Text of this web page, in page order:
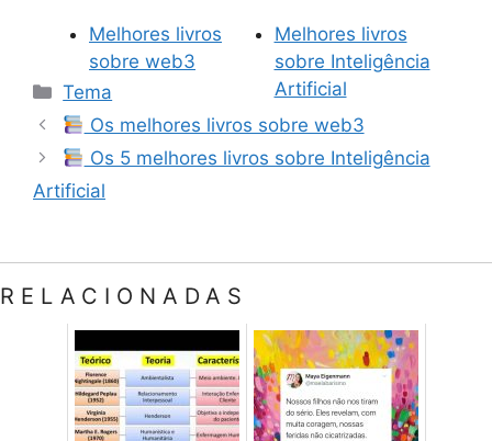
Melhores livros
sobre web3
Melhores livros
sobre Inteligência
Artificial
Categorias
Tema
Os melhores livros sobre web3
Os 5 melhores livros sobre Inteligência
Artificial
RELACIONADAS